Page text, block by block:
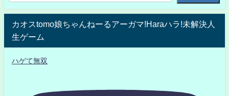
カオスtomo娘ちゃんねーるアーガマ!Haraハラ!未解決人
生ゲーム
ハゲて無双